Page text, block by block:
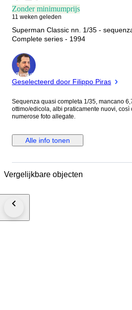
Zonder minimumprijs
11 weken geleden
Superman Classic nn. 1/35 -
Complete series - 1994
Expert
Geselecteerd door Filippo Piras
Sequenza quasi completa 1/35, mancano
ottimo/edicola, albi praticamente nuovi, così
numerose foto allegate.
Alle info tonen
Vergelijkbare objecten